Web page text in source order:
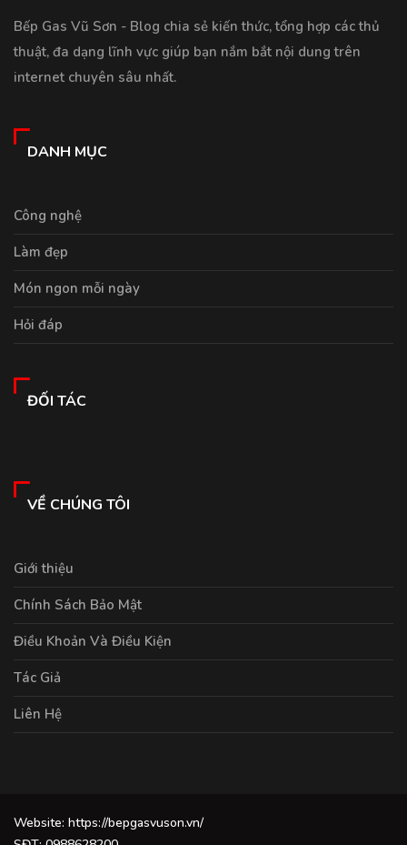
Bếp Gas Vũ Sơn - Blog chia sẻ kiến thức, tổng hợp các thủ
thuật, đa dạng lĩnh vực giúp bạn nắm bắt nội dung trên
internet chuyên sâu nhất.
DANH MỤC
Công nghệ
Làm đẹp
Món ngon mỗi ngày
Hỏi đáp
ĐỐI TÁC
VỀ CHÚNG TÔI
Giới thiệu
Chính Sách Bảo Mật
Điều Khoản Và Điều Kiện
Tác Giả
Liên Hệ
Website: https://bepgasvuson.vn/